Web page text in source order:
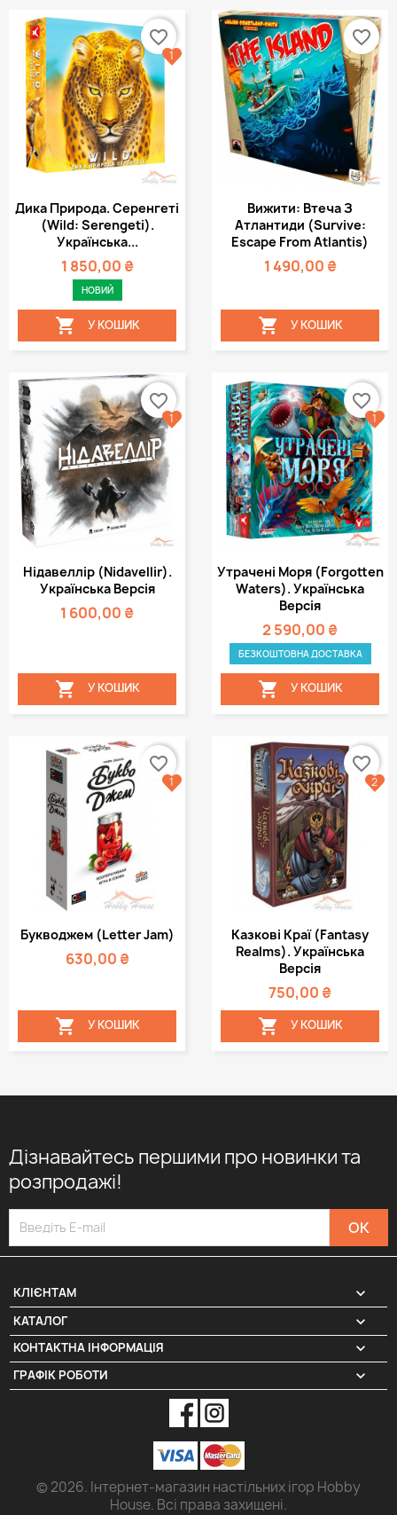
Дика Природа. Серенгеті
(Wild: Serengeti).
Українська...
1 850,00 ₴
НОВИЙ
 У КОШИК
favorite_border
1
Вижити: Втеча З
Атлантиди (Survive:
Escape From Atlantis)
1 490,00 ₴
 У КОШИК
favorite_border
Нідавеллір (Nidavellir).
Українська Версія
1 600,00 ₴
 У КОШИК
favorite_border
1
Утрачені Моря (Forgotten
Waters). Українська
Версія
2 590,00 ₴
БЕЗКОШТОВНА ДОСТАВКА
 У КОШИК
favorite_border
1
Букводжем (Letter Jam)
630,00 ₴
 У КОШИК
favorite_border
1
Казкові Краї (Fantasy
Realms). Українська
Версія
750,00 ₴
 У КОШИК
favorite_border
2
Дізнавайтесь першими про новинки та
розпродажі!
КЛІЄНТАМ 
КАТАЛОГ 
КОНТАКТНА ІНФОРМАЦІЯ keyboard_arrow_down
ГРАФІК РОБОТИ keyboard_arrow_down
© 2026. Інтернет-магазин настільних ігор Hobby
House. Всі права захищені.